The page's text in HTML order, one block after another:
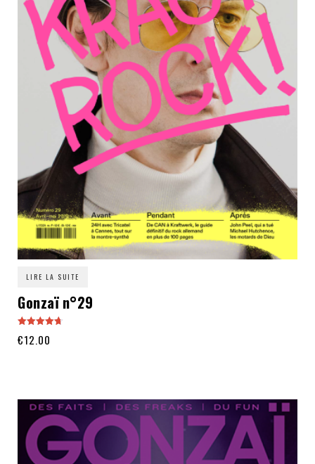
LIRE LA SUITE
Gonzaï n°29
4.67
€12.00